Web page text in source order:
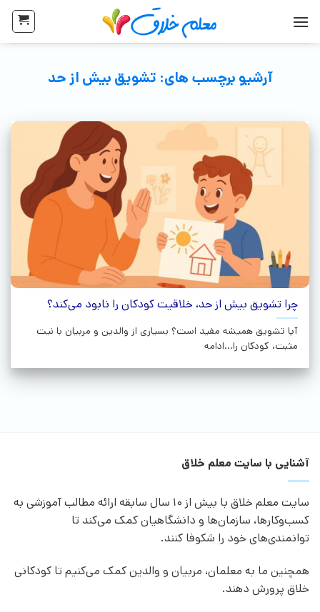
آرشیو برچسب های: تشویق بیش از حد
چرا تشویق بیش‌ از حد، خلاقیت کودکان را نابود می‌کند؟
آیا تشویق همیشه مفید است؟ بسیاری از والدین و مربیان با نیت
مثبت، کودکان را...ادامه
آشنایی با سایت معلم خلاق
سایت معلم خلاق با بیش از 10 سال سابقه ارائه مطالب آموزشی به
کسب‌وکارها، سازمان‌ها و دانشگاهیان کمک می‌کند تا
توانمندی‌های خود را شکوفا کنند.
همچنین ما به معلمان، مربیان و والدین کمک می‌کنیم تا کودکانی
خلاق پرورش دهند.